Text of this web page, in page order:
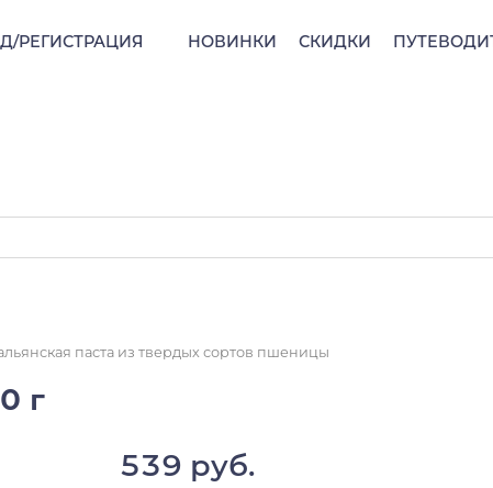
НОВИНКИ СКИДКИ
РЕГИСТРАЦИЯ
паста из твердых сортов пшеницы
г
539 руб.